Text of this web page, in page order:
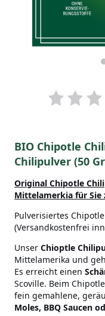
BIO Chipotle
Chilipulver (50
Original Chipotle
Mittelamerkia für Sie
Pulverisiertes
(Versandkostenfrei
Unser Chioptle
Mittelamerika und
Es erreicht einen
Scoville. Beim
fein gemahlene,
Moles, BBQ Saucen